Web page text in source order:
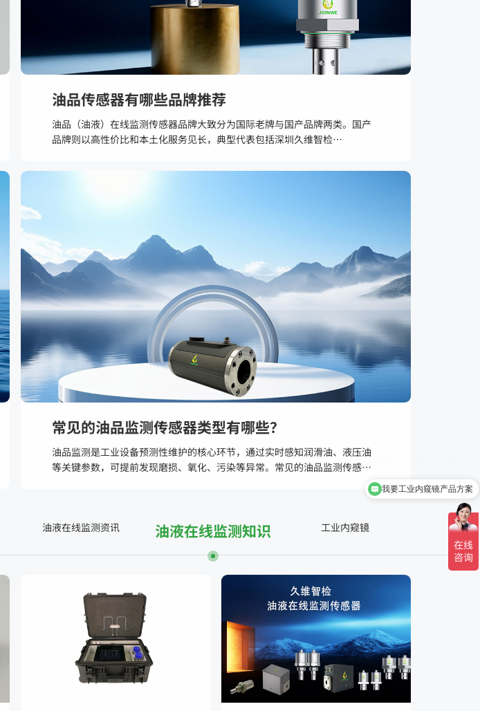
油品传感器有哪些品牌推荐
油品（油液）在线监测传感器品牌大致分为国际老牌与国产品牌两类。国产
品牌则以高性价比和本土化服务见长，典型代表包括深圳久维智检
器广泛应用于风电、轨道交通、矿山、工程机械等领域。
常见的油品监测传感器类型有哪些？
​油品监测是工业设备预测性维护的核心环节，通过实时感知润滑油、液压油
等关键参数，可提前发现磨损、氧化、污染等异常。常见的油品监测传感器
主要围绕物理特性、化学成分、颗粒物、含水率四个维度展开，以下是主流
油液在线监测资讯 油液在线监测知识 工业内窥镜
我要工业内窥镜产品方案